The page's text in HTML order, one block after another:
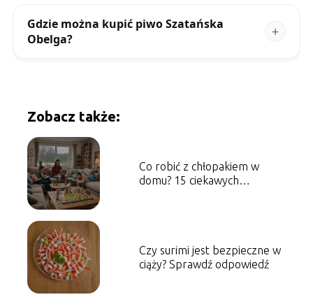
Gdzie można kupić piwo Szatańska
Obelga?
Zobacz także:
Co robić z chłopakiem w
domu? 15 ciekawych
Czy surimi jest bezpieczne w
ciąży? Sprawdź odpowiedź